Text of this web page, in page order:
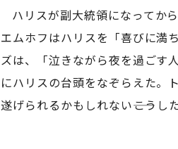
ハリスが副大統領になってか
エムホフはハリスを「喜びに満
ズは、「泣きながら夜を過ごす
にハリスの台頭をなぞらえた。
遂げられるかもしれない――こう